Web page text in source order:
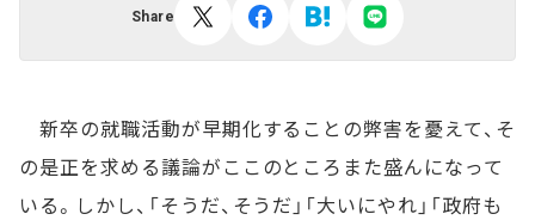
Share
新卒の就職活動が早期化することの弊害を憂えて、そ
の是正を求める議論がここのところまた盛んになって
いる。しかし、「そうだ、そうだ」「大いにやれ」「政府も